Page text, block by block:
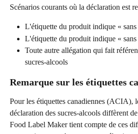
Scénarios courants où la déclaration est
L'étiquette du produit indique « sans
L'étiquette du produit indique « sans
Toute autre allégation qui fait
sucres-alcools
Remarque sur les étiquettes
Pour les étiquettes canadiennes (ACIA),
déclaration des sucres-alcools diffèrent
Food Label Maker tient compte de ces